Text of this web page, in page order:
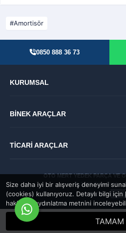
Size daha iyi bir alışveriş deneyimi
(cookies) kullanıyoruz. Detaylı bilgi için
hakkında aydınlatma metnini
TAMAM
Amortisör
0850 888 36 73
KURUMSAL
BİNEK ARAÇLAR
TİCARİ ARAÇLAR
OTO MERT YEDEK PARÇA VE
© 2026 Tüm Hakları
GÜVENLİ: